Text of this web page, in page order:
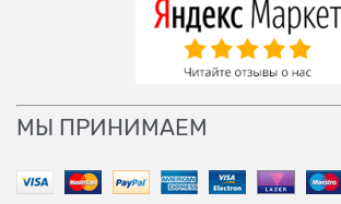
МЫ ПРИНИМАЕМ